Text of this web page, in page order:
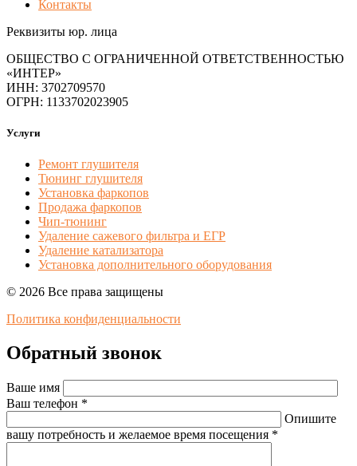
Контакты
Реквизиты юр. лица
ОБЩЕСТВО С ОГРАНИЧЕННОЙ ОТВЕТСТВЕННОСТЬЮ
«ИНТЕР»
ИНН: 3702709570
ОГРН: 1133702023905
Услуги
Ремонт глушителя
Тюнинг глушителя
Установка фаркопов
Продажа фаркопов
Чип-тюнинг
Удаление сажевого фильтра и ЕГР
Удаление катализатора
Установка дополнительного оборудования
© 2026 Все права защищены
Политика конфиденциальности
Обратный звонок
Ваше имя
Ваш телефон *
Опишите
вашу потребность и желаемое время посещения *